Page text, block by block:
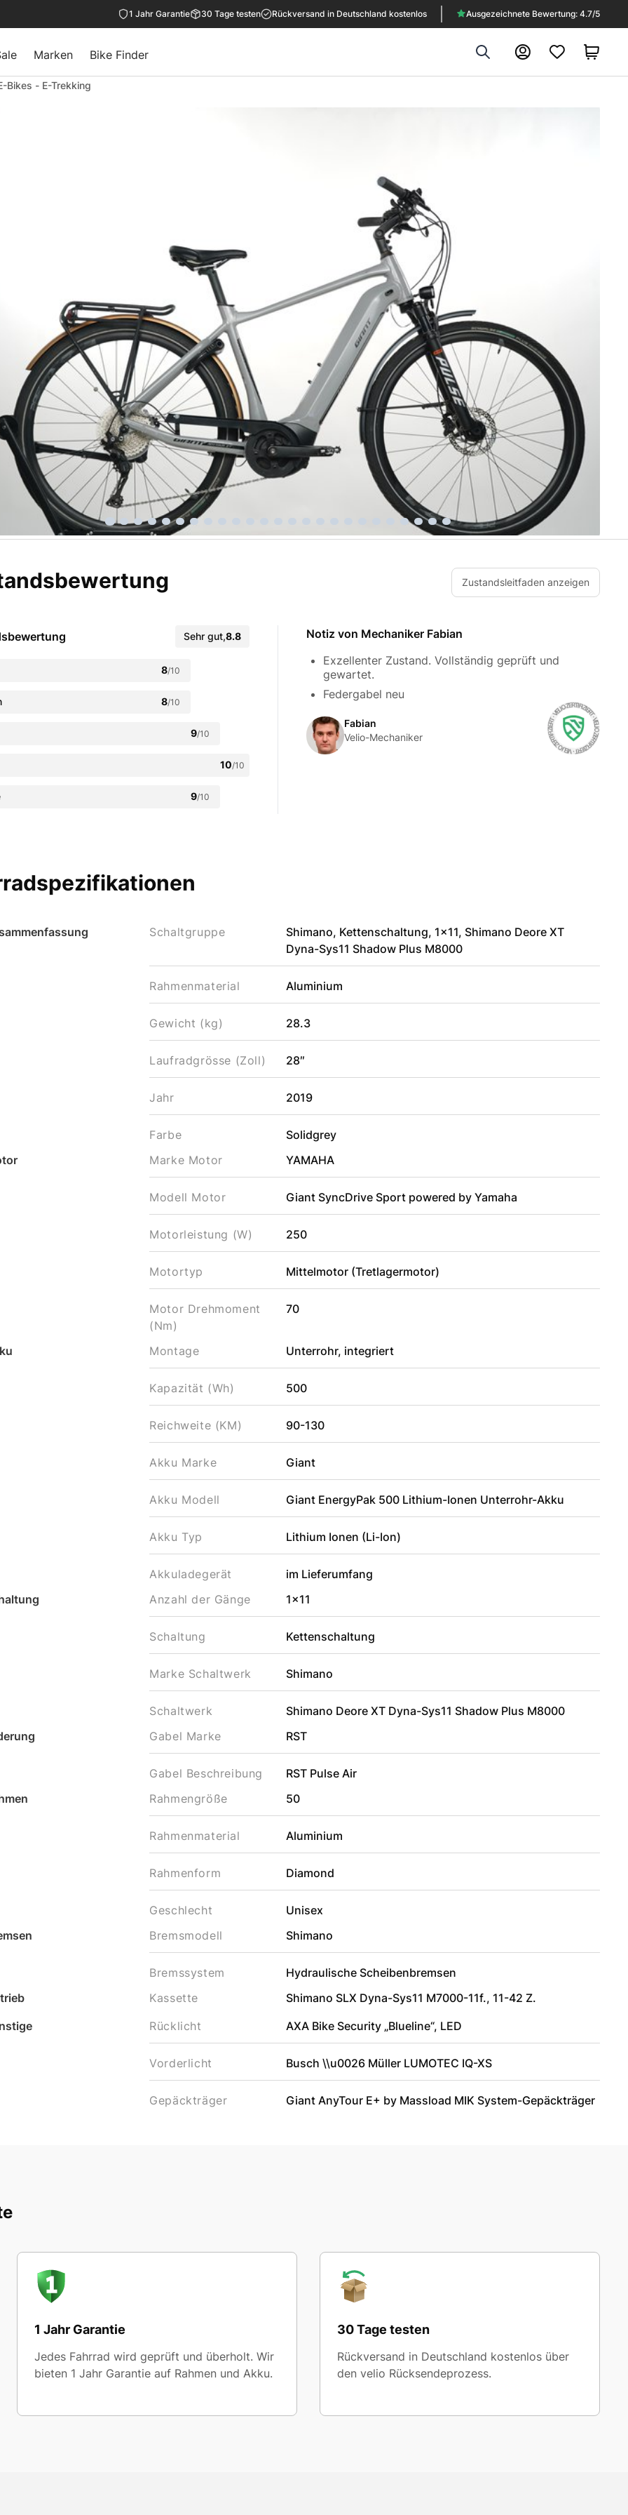
1 Jahr Garantie 30 Tage testen Rückversand in Deutschland kostenlos Ausgezeichnete Bewertung: 4.7/5
Marken Bike Finder Search Konto
Bikes - E-Trekking
Zustandsleitfaden anzeigen
Sehr gut,8.8
8/10
8/10
9/10
10/10
9/10
Notiz von Mechaniker Fabian
Exzellenter Zustand. Vollständig geprüft und
gewartet.
Federgabel neu
Fabian
Velio-Mechaniker
Schaltgruppe
Shimano, Kettenschaltung, 1x11, Shimano Deore XT
Dyna-Sys11 Shadow Plus M8000
Rahmenmaterial Aluminium
Gewicht (kg) 28.3
Laufradgrösse (Zoll) 28″
Jahr 2019
Farbe
Solidgrey
Marke Motor YAMAHA
Modell Motor Giant SyncDrive Sport powered by Yamaha
Motorleistung (W) 250
Motortyp Mittelmotor (Tretlagermotor)
Motor Drehmoment
(Nm)
70
Montage Unterrohr, integriert
Kapazität (Wh) 500
Reichweite (KM) 90-130
Akku Marke Giant
Akku Modell Giant EnergyPak 500 Lithium-Ionen Unterrohr-Akku
Akku Typ Lithium Ionen (Li-Ion)
Akkuladegerät
im Lieferumfang
Anzahl der Gänge 1x11
Schaltung Kettenschaltung
Marke Schaltwerk Shimano
Schaltwerk
Shimano Deore XT Dyna-Sys11 Shadow Plus M8000
Gabel Marke RST
Gabel Beschreibung
RST Pulse Air
Rahmengröße 50
Rahmenmaterial Aluminium
Rahmenform Diamond
Geschlecht
Unisex
Bremsmodell Shimano
Bremssystem
Hydraulische Scheibenbremsen
Kassette
Shimano SLX Dyna-Sys11 M7000-11f., 11-42 Z.
Rücklicht AXA Bike Security „Blueline“, LED
Vorderlicht Busch \\u0026 Müller LUMOTEC IQ-XS
Gepäckträger Giant AnyTour E+ by Massload MIK System-Gepäckträger
1 Jahr Garantie
Jedes Fahrrad wird geprüft und überholt. Wir
bieten 1 Jahr Garantie auf Rahmen und Akku.
30 Tage testen
Rückversand in Deutschland kostenlos über
den velio Rücksendeprozess.